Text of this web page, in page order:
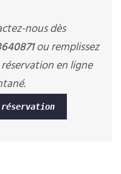
nous dès
ou remplissez
en ligne
réservation